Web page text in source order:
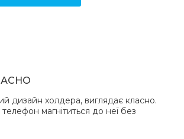
холдер usams cd164 transparent
cd164 transparent magnetic car
(cd164) составляет 504 грн.
дизайн холдера, виглядає класно.
магнітиться до неї без